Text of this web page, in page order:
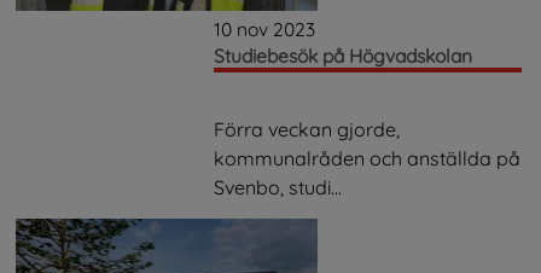
10 nov 2023
Studiebesök på Högvadskolan
Förra veckan gjorde,
kommunalråden och anställda på
Svenbo, studi...